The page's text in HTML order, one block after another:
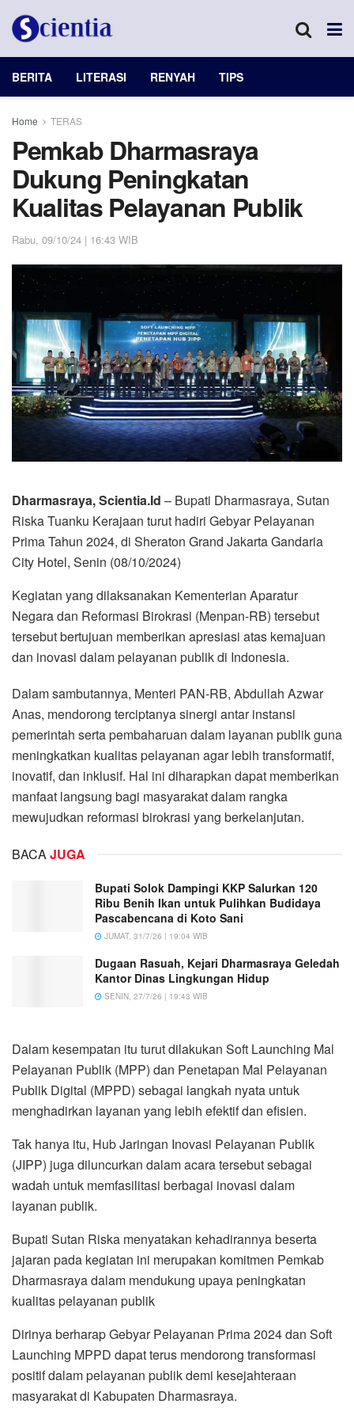
BERITA LITERASI RENYAH TIPS
Home TERAS
Pemkab Dharmasraya
Dukung Peningkatan
Kualitas Pelayanan Publik
Rabu, 09/10/24 | 16:43 WIB
Dharmasraya, Scientia.Id – Bupati Dharmasraya, Sutan
Riska Tuanku Kerajaan turut hadiri Gebyar Pelayanan
Prima Tahun 2024, di Sheraton Grand Jakarta Gandaria
City Hotel, Senin (08/10/2024)
Kegiatan yang dilaksanakan Kementerian Aparatur
Negara dan Reformasi Birokrasi (Menpan-RB) tersebut
tersebut bertujuan memberikan apresiasi atas kemajuan
dan inovasi dalam pelayanan publik di Indonesia.
Dalam sambutannya, Menteri PAN-RB, Abdullah Azwar
Anas, mendorong terciptanya sinergi antar instansi
pemerintah serta pembaharuan dalam layanan publik guna
meningkatkan kualitas pelayanan agar lebih transformatif,
inovatif, dan inklusif. Hal ini diharapkan dapat memberikan
manfaat langsung bagi masyarakat dalam rangka
mewujudkan reformasi birokrasi yang berkelanjutan.
BACAJUGA
Bupati Solok Dampingi KKP Salurkan 120
Ribu Benih Ikan untuk Pulihkan Budidaya
Pascabencana di Koto Sani
JUMAT, 31/7/26 | 19:04 WIB
Dugaan Rasuah, Kejari Dharmasraya Geledah
Kantor Dinas Lingkungan Hidup
SENIN, 27/7/26 | 19:43 WIB
Dalam kesempatan itu turut dilakukan Soft Launching Mal
Pelayanan Publik (MPP) dan Penetapan Mal Pelayanan
Publik Digital (MPPD) sebagai langkah nyata untuk
menghadirkan layanan yang lebih efektif dan efisien.
Tak hanya itu, Hub Jaringan Inovasi Pelayanan Publik
(JIPP) juga diluncurkan dalam acara tersebut sebagai
wadah untuk memfasilitasi berbagai inovasi dalam
layanan publik.
Bupati Sutan Riska menyatakan kehadirannya beserta
jajaran pada kegiatan ini merupakan komitmen Pemkab
Dharmasraya dalam mendukung upaya peningkatan
kualitas pelayanan publik
Dirinya berharap Gebyar Pelayanan Prima 2024 dan Soft
Launching MPPD dapat terus mendorong transformasi
positif dalam pelayanan publik demi kesejahteraan
masyarakat di Kabupaten Dharmasraya.